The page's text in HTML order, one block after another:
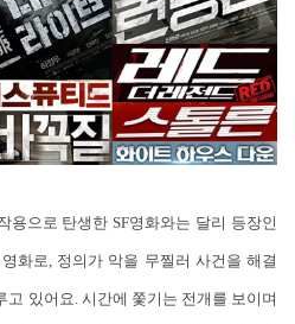
용으로 탄생한 SF영화와는 달리 등장인
화로, 정의가 악을 무찔러 사건을 해결
있어요. 시간에 쫓기는 전개를 보이며